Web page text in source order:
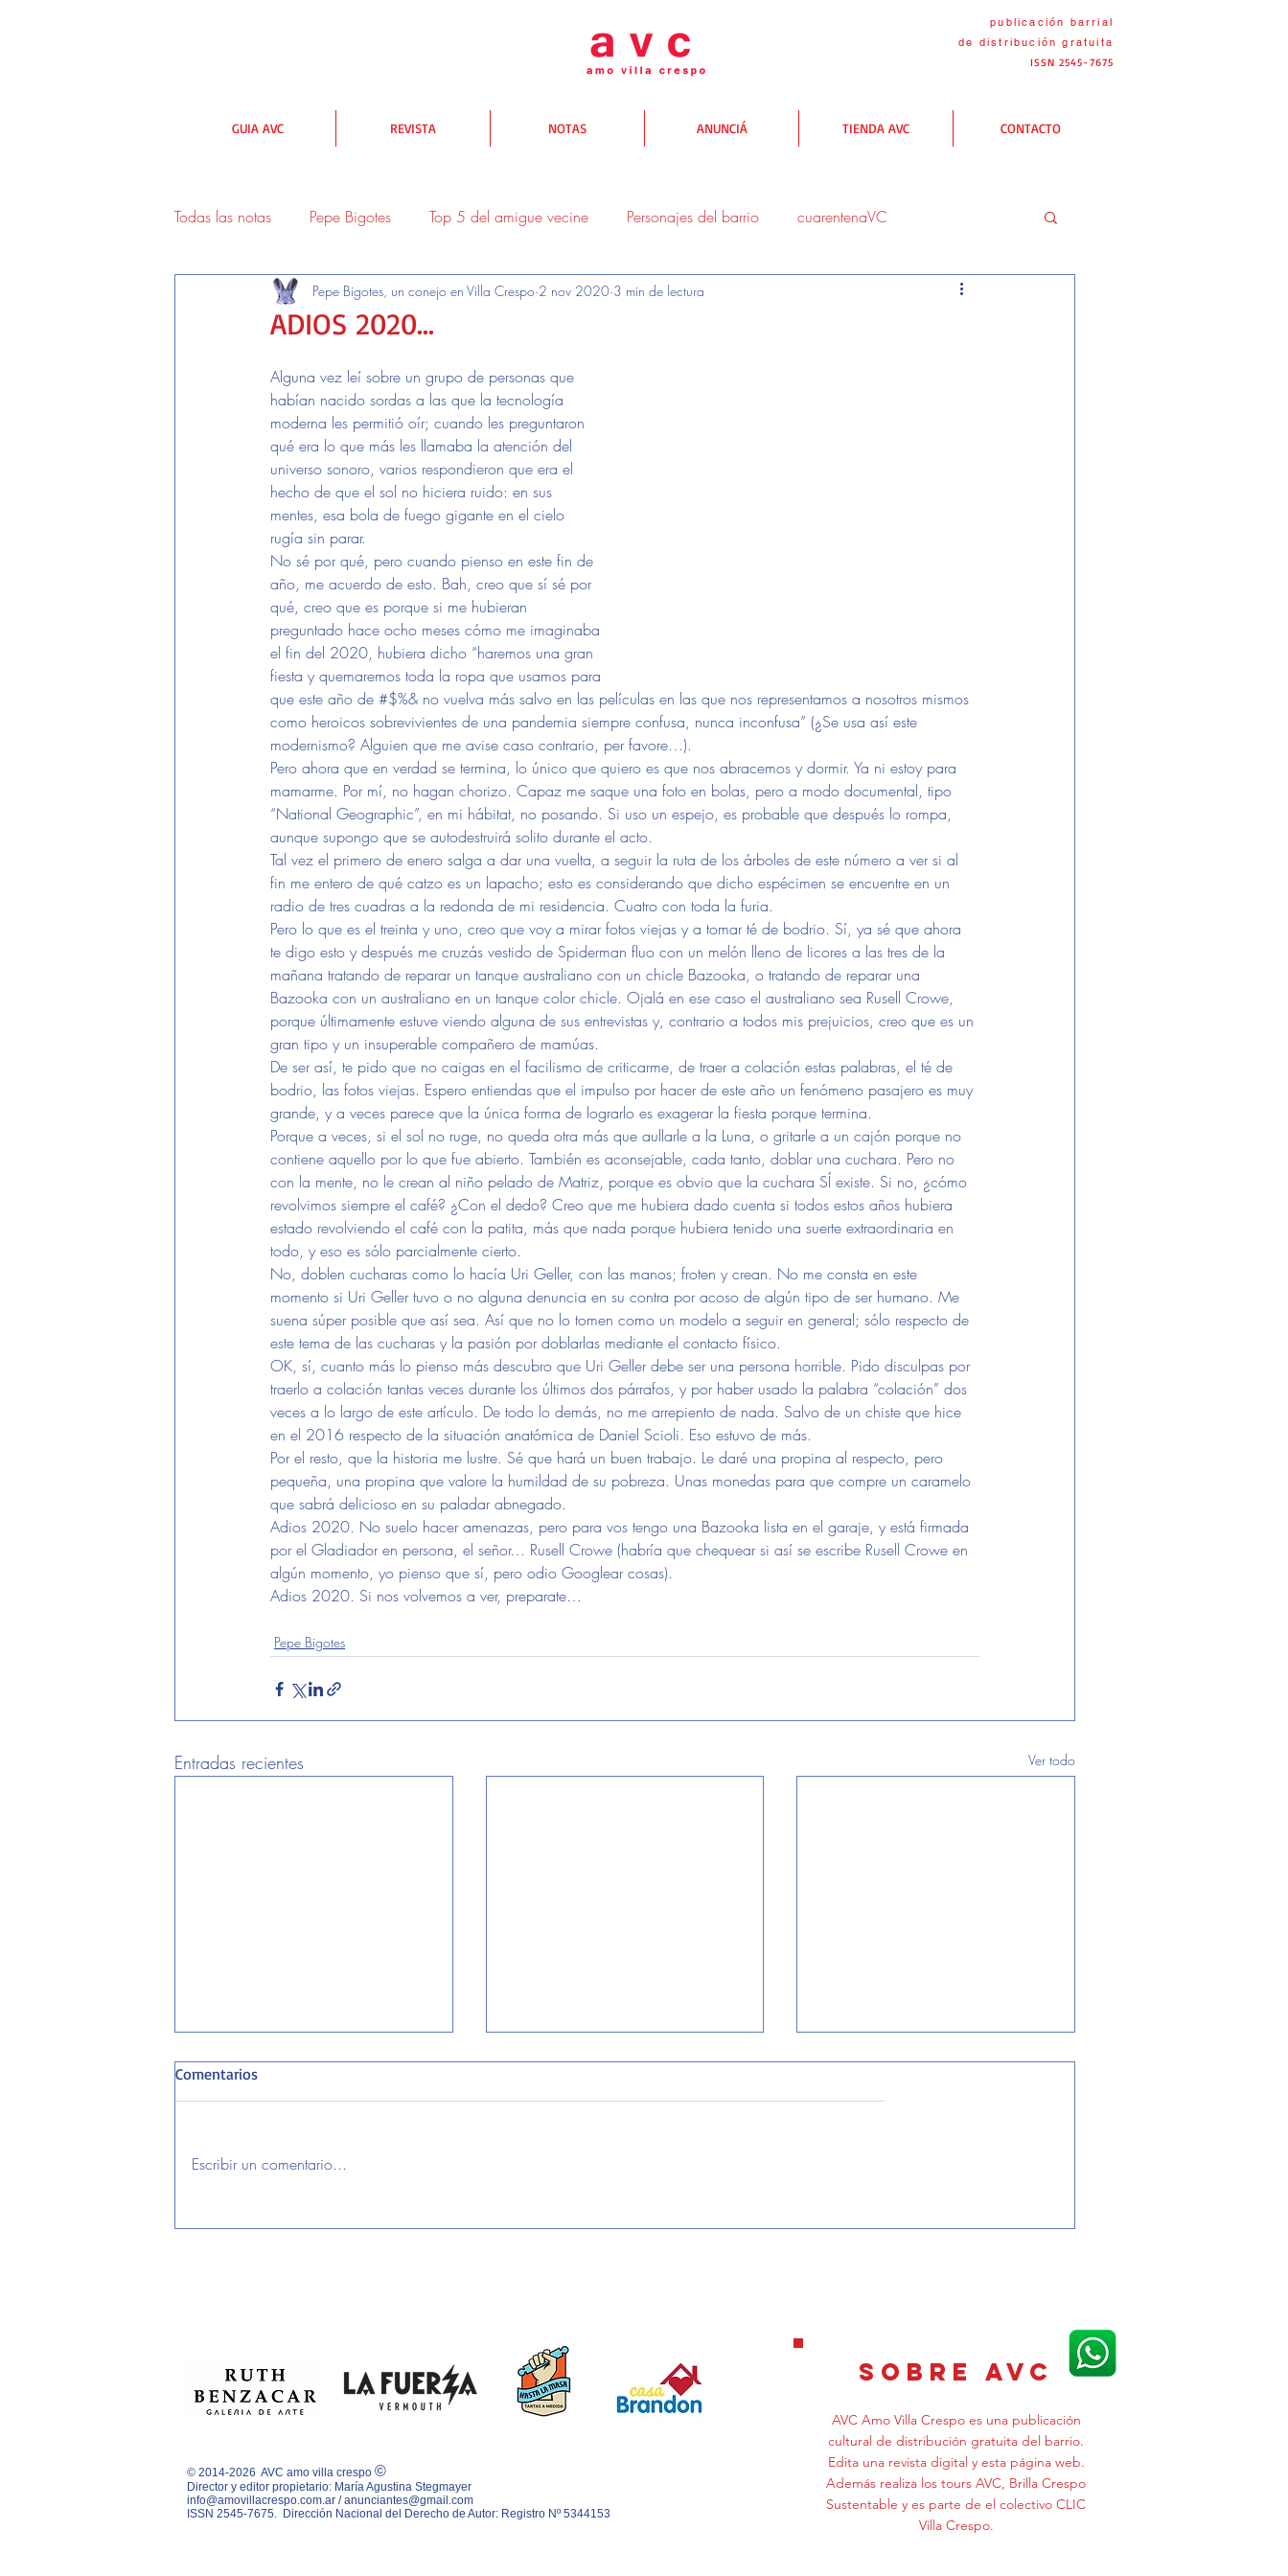
publicación barrial
de distribucióngratuita
ISSN 2545-7675
GUIA AVC REVISTA NOTAS ANUNCIÁ TIENDA AVC CONTACTO
Todas las notas Pepe Bigotes Top 5 del amigue vecine Personajes del barrio cuarentenaVC
urbanismo y medioambiente donde comer donde salir donde comprar Las rutas AVC
ADIOS 2020...
Pepe Bigotes, un conejo en Villa Crespo 2 nov 2020 3 min de lectura
Alguna vez leí sobre un grupo de personas que
habían nacido sordas a las que la tecnología
moderna les permitió oír; cuando les preguntaron
qué era lo que más les llamaba la atención del
universo sonoro, varios respondieron que era el
hecho de que el sol no hiciera ruido: en sus
mentes, esa bola de fuego gigante en el cielo
rugía sin parar.
No sé por qué, pero cuando pienso en este fin de
año, me acuerdo de esto. Bah, creo que sí sé por
qué, creo que es porque si me hubieran
preguntado hace ocho meses cómo me imaginaba
el fin del 2020, hubiera dicho “haremos una gran
fiesta y quemaremos toda la ropa que usamos para
que este año de #$%& no vuelva más salvo en las películas en las que nos representamos a nosotros mismos
como heroicos sobrevivientes de una pandemia siempre confusa, nunca inconfusa” (¿Se usa así este
modernismo? Alguien que me avise caso contrario, per favore…).
Pero ahora que en verdad se termina, lo único que quiero es que nos abracemos y dormir. Ya ni estoy para
mamarme. Por mí, no hagan chorizo. Capaz me saque una foto en bolas, pero a modo documental, tipo
“National Geographic”, en mi hábitat, no posando. Si uso un espejo, es probable que después lo rompa,
aunque supongo que se autodestruirá solito durante el acto.
Tal vez el primero de enero salga a dar una vuelta, a seguir la ruta de los árboles de este número a ver si al
fin me entero de qué catzo es un lapacho; esto es considerando que dicho espécimen se encuentre en un
radio de tres cuadras a la redonda de mi residencia. Cuatro con toda la furia.
Pero lo que es el treinta y uno, creo que voy a mirar fotos viejas y a tomar té de bodrio. Sí, ya sé que ahora
te digo esto y después me cruzás vestido de Spiderman fluo con un melón lleno de licores a las tres de la
mañana tratando de reparar un tanque australiano con un chicle Bazooka, o tratando de reparar una
Bazooka con un australiano en un tanque color chicle. Ojalá en ese caso el australiano sea Rusell Crowe,
porque últimamente estuve viendo alguna de sus entrevistas y, contrario a todos mis prejuicios, creo que es un
gran tipo y un insuperable compañero de mamúas.
De ser así, te pido que no caigas en el facilismo de criticarme, de traer a colación estas palabras, el té de
bodrio, las fotos viejas. Espero entiendas que el impulso por hacer de este año un fenómeno pasajero es muy
grande, y a veces parece que la única forma de lograrlo es exagerar la fiesta porque termina.
Porque a veces, si el sol no ruge, no queda otra más que aullarle a la Luna, o gritarle a un cajón porque no
contiene aquello por lo que fue abierto. También es aconsejable, cada tanto, doblar una cuchara. Pero no
con la mente, no le crean al niño pelado de Matriz, porque es obvio que la cuchara SÍ existe. Si no, ¿cómo
revolvimos siempre el café? ¿Con el dedo? Creo que me hubiera dado cuenta si todos estos años hubiera
estado revolviendo el café con la patita, más que nada porque hubiera tenido una suerte extraordinaria en
todo, y eso es sólo parcialmente cierto.
No, doblen cucharas como lo hacía Uri Geller, con las manos; froten y crean. No me consta en este
momento si Uri Geller tuvo o no alguna denuncia en su contra por acoso de algún tipo de ser humano. Me
suena súper posible que así sea. Así que no lo tomen como un modelo a seguir en general; sólo respecto de
este tema de las cucharas y la pasión por doblarlas mediante el contacto físico.
OK, sí, cuanto más lo pienso más descubro que Uri Geller debe ser una persona horrible. Pido disculpas por
traerlo a colación tantas veces durante los últimos dos párrafos, y por haber usado la palabra “colación” dos
veces a lo largo de este artículo. De todo lo demás, no me arrepiento de nada. Salvo de un chiste que hice
en el 2016 respecto de la situación anatómica de Daniel Scioli. Eso estuvo de más.
Por el resto, que la historia me lustre. Sé que hará un buen trabajo. Le daré una propina al respecto, pero
pequeña, una propina que valore la humildad de su pobreza. Unas monedas para que compre un caramelo
que sabrá delicioso en su paladar abnegado.
Adios 2020. No suelo hacer amenazas, pero para vos tengo una Bazooka lista en el garaje, y está firmada
por el Gladiador en persona, el señor… Rusell Crowe (habría que chequear si así se escribe Rusell Crowe en
algún momento, yo pienso que sí, pero odio Googlear cosas).
Adios 2020. Si nos volvemos a ver, preparate…
Pepe Bigotes
Entradas recientes Ver todo
Comentarios
Escribir un comentario...
© 2014-2026 AVC amo villa crespo ©
Director y editor propietario: María Agustina Stegmayer
info@amovillacrespo.com.ar /anunciantes@gmail.com
ISSN 2545-7675. Dirección Nacional del Derecho de Autor: Registro Nº 5344153
sobre avc
AVC Amo Villa Crespo es una publicación
cultural de distribución gratuita del barrio.
Edita una revista digital y esta página web.
Además realiza los tours AVC, Brilla Crespo
Sustentable y es parte de el colectivo CLIC
Villa Crespo.